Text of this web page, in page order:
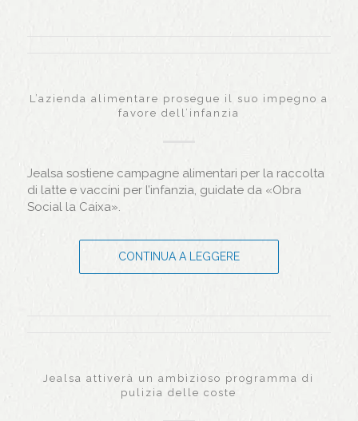
L’azienda alimentare prosegue il suo impegno a
favore dell’infanzia
Jealsa sostiene campagne alimentari per la raccolta
di latte e vaccini per l’infanzia, guidate da «Obra
Social la Caixa».
CONTINUA A LEGGERE
Jealsa attiverà un ambizioso programma di
pulizia delle coste